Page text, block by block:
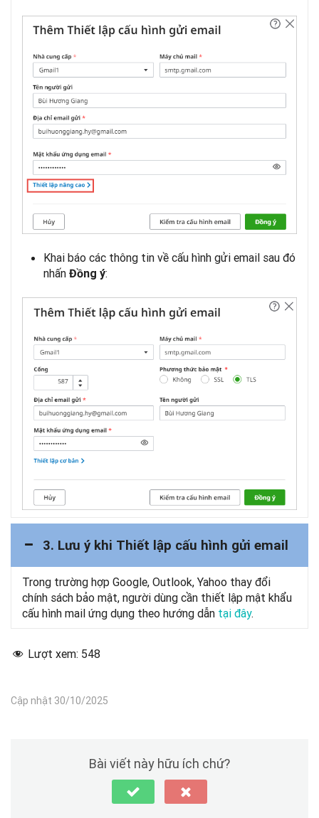
Khai báo các thông tin về cấu hình gửi email sau đó
nhấn Đồng ý:
3. Lưu ý khi Thiết lập cấu hình gửi email
Trong trường hợp Google, Outlook, Yahoo thay đổi
chính sách bảo mật, người dùng cần thiết lập mật khẩu
cấu hình mail ứng dụng theo hướng dẫn tại đây.
Lượt xem: 548
Cập nhật 30/10/2025
Bài viết này hữu ích chứ?